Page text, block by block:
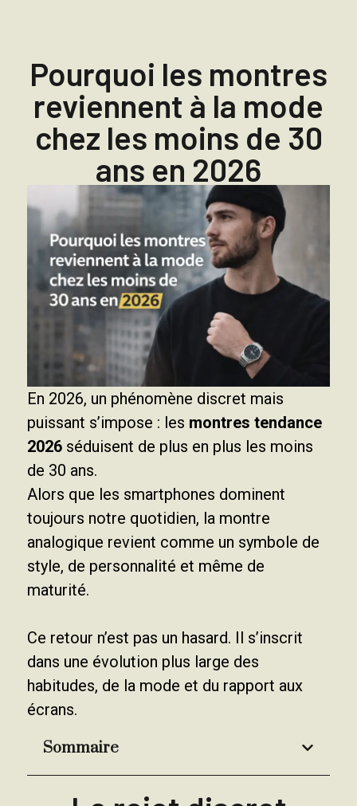
Pourquoi les montres
reviennent à la mode
chez les moins de 30
ans en 2026
En 2026, un phénomène discret mais
puissant s’impose : les montres tendance
2026 séduisent de plus en plus les moins
de 30 ans.
Alors que les smartphones dominent
toujours notre quotidien, la montre
analogique revient comme un symbole de
style, de personnalité et même de
maturité.
Ce retour n’est pas un hasard. Il s’inscrit
dans une évolution plus large des
habitudes, de la mode et du rapport aux
écrans.
Sommaire